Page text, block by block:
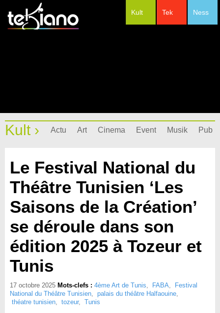
Ness
Tek
Kult
Kult › Actu Art Cinema Event Musik Pub
Le Festival National du
Théâtre Tunisien ‘Les
Saisons de la Création’
se déroule dans son
édition 2025 à Tozeur et
Tunis
17 octobre 2025 Mots-clefs : 4ème Art de Tunis, FABA,
Festival
National du Théâtre Tunisien, palais du théâtre Halfaouine,
théatre tunisien, tozeur, Tunis